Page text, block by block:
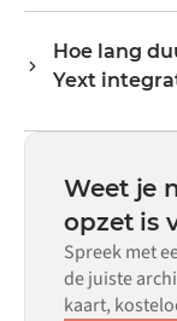
Alumio handelt
in het formaat
marketplace
visuele interface
Aangepaste code
Hoe lang
Yext
maanden live,
datamapping,
klare
marketplace,
Weet je
opzet is
Spreek met
de juiste
kaart,